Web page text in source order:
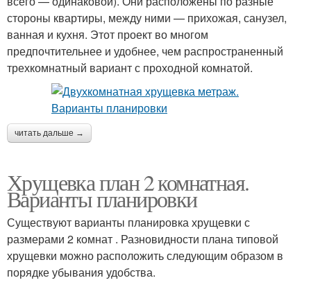
стороны квартиры, между ними — прихожая, санузел,
ванная и кухня. Этот проект во многом
предпочтительнее и удобнее, чем распространенный
трехкомнатный вариант с проходной комнатой.
читать дальше →
Хрущевка план 2 комнатная.
Варианты планировки
Существуют варианты планировка хрущевки с
размерами 2 комнат . Разновидности плана типовой
хрущевки можно расположить следующим образом в
порядке убывания удобства.